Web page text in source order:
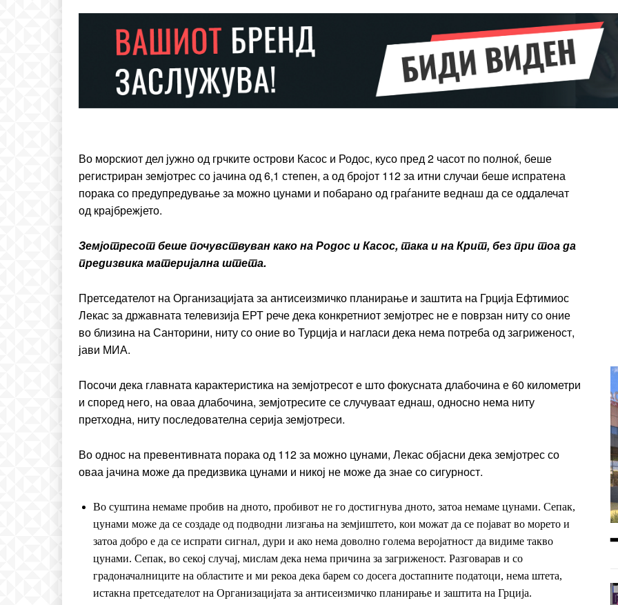
ИЗБЕРЕТЕ ПЛАН
Included for free:
Etiam est nibh, lobortis sit
Nullam eu erat condimentum
Donec quis est ac felis
Orci varius natoque dolor
Full member access:
Etiam est nibh, lobortis sit
Donec quis est ac felis
Orci varius natoque dolor
Во морскиот дел јужно од грчките острови Касос и Родос, кусо пред 2 часот по полноќ, беше
регистриран земјотрес со јачина од 6,1 степен, а од бројот 112 за итни случаи беше испратена
порака со предупредување за можно цунами и побарано од граѓаните веднаш да се оддалечат
од крајбрежјето.
Земјотресот беше почувствуван како на Родос и Касос, така и на Крит, без при тоа да
предизвика материјална штета.
Претседателот на Организацијата за антисеизмичко планирање и заштита на Грција Ефтимиос
Лекас за државната телевизија ЕРТ рече дека конкретниот земјотрес не е поврзан ниту со оние
во близина на Санторини, ниту со оние во Турција и нагласи дека нема потреба од загриженост,
јави МИА.
Посочи дека главната карактеристика на земјотресот е што фокусната длабочина е 60 километри
и според него, на оваа длабочина, земјотресите се случуваат еднаш, односно нема ниту
претходна, ниту последователна серија земјотреси.
Во однос на превентивната порака од 112 за можно цунами, Лекас објасни дека земјотрес со
оваа јачина може да предизвика цунами и никој не може да знае со сигурност.
Во суштина немаме пробив на дното, пробивот не го достигнува дното, затоа немаме цунами. Сепак,
цунами може да се создаде од подводни лизгања на земјиштето, кои можат да се појават во морето и
затоа добро е да се испрати сигнал, дури и ако нема доволно голема веројатност да видиме такво
цунами. Сепак, во секој случај, мислам дека нема причина за загриженост. Разговарав и со
градоначалниците на областите и ми рекоа дека барем со досега достапните податоци, нема штета,
истакна претседателот на Организацијата за антисеизмичко планирање и заштита на Грција.